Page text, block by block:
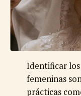
Identificar los
femeninas
prácticas